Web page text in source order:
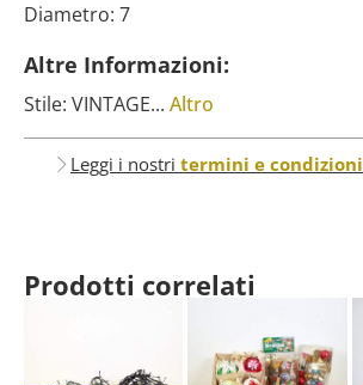
Diametro: 7
Altre Informazioni:
Stile: VINTAGE... Altro
Leggi i nostri termini e condizioni
Prodotti correlati